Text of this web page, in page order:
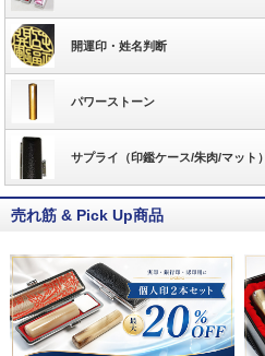
開運印・姓名判断
パワーストーン
サプライ（印鑑ケース/朱肉/マット）
売れ筋 & Pick Up商品